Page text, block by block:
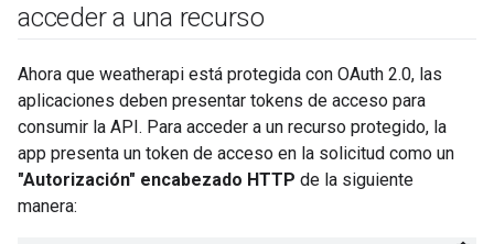
acceder a una recurso
Ahora que weatherapi está protegida con OAuth 2.0, las
aplicaciones deben presentar tokens de acceso para
consumir la API. Para acceder a un recurso protegido, la
app presenta un token de acceso en la solicitud como un
"Autorización" encabezado HTTP de la siguiente
manera: